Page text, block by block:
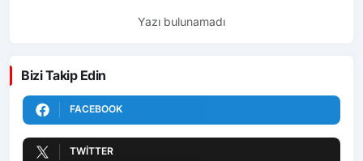
Yazı bulunamadı
Bizi Takip Edin
FACEBOOK
TWITTER